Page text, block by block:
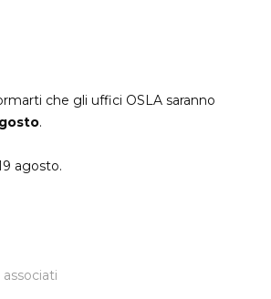
che gli uffici OSLA saranno
.
agosto.